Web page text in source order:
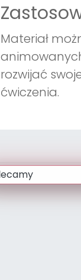
Materiał
rozwijać
ćwiczenia.